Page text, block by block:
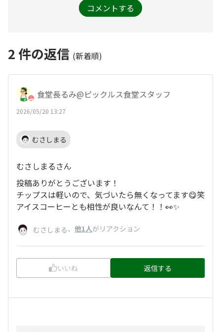
コメントする
2 件の返信 (新着順)
食堂長るみ@ピックルス食堂スタッフ
2026/05/20 13:27
むさしまる
むさしまるさん
投稿ありがとうございます！
チップスは軽いので、気づいたら無くなってます😋笑
アイスコーヒーとも相性が良いなんて！！👀✨
むさしまる、 他1人がリアクション
いいね 返信する